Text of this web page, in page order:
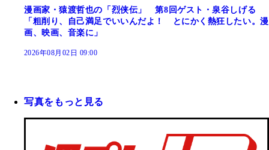
漫画家・猿渡哲也の「烈侠伝」 第8回ゲスト・泉谷しげる
「粗削り、自己満足でいいんだよ！ とにかく熱狂したい。漫
画、映画、音楽に」
2026年08月02日 09:00
写真をもっと見る